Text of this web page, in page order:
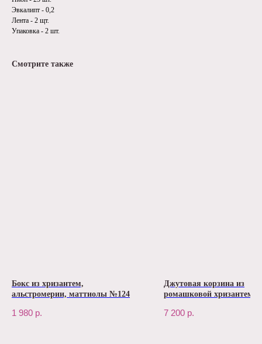
Эвкалипт - 0,2
Лента - 2 щт.
Упаковка - 2 шт.
Смотрите также
Бокс из хризантем,
альстромерии, маттиолы №124
1 980 р.
Джутовая корзина из
ромашковой
7 200 р.